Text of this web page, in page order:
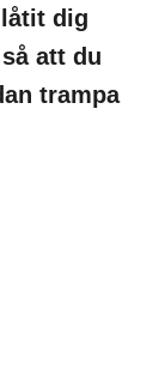
dig
att du
trampa